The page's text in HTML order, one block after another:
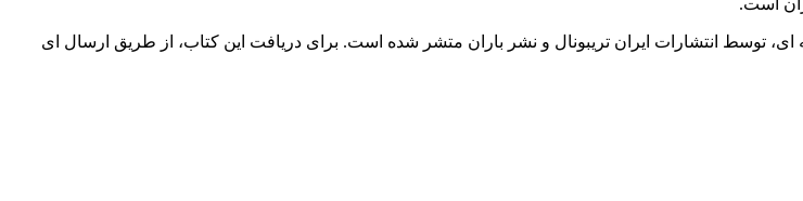
نینا طوبائی، توسط بابک عماد ترجمه وتدوین شده است. این کتاب ۵۵٠ صفحه‏ ای، توسط انتشارات ایران تریبونال و نشر باران متشر شده است. برای دریافت این کتاب، از طریق ارسال ای